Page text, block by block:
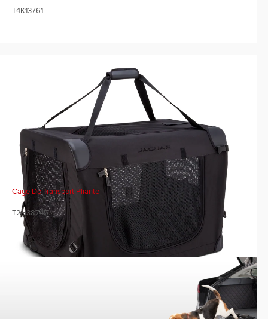
T4K13761
Cage De Transport Pliante
T2H38745